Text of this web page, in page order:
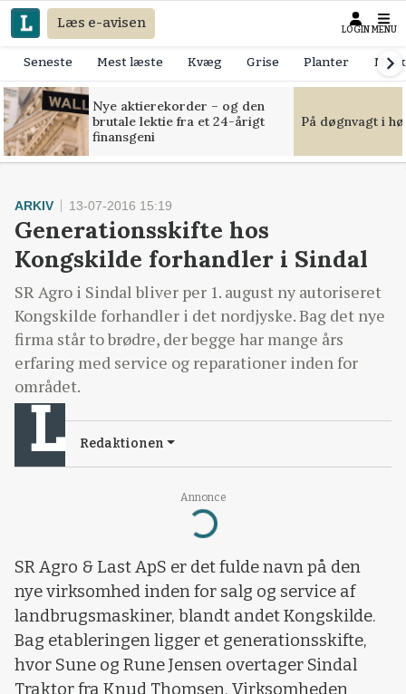
Læs e-avisen LOGIN MENU
Seneste Mest læste Kvæg Grise Planter
Nye aktierekorder – og den
brutale lektie fra et 24-årigt
finansgeni
På døgnvagt i
Annonce
Loading...
ARKIV 13-07-2016 15:19
Generationsskifte hos
Kongskilde forhandler i Sindal
SR Agro i Sindal bliver per 1. august ny autoriseret
Kongskilde forhandler i det nordjyske. Bag det nye
firma står to brødre, der begge har mange års
erfaring med service og reparationer inden for
området.
Redaktionen
SR Agro & Last ApS er det fulde navn på den
nye virksomhed inden for salg og service af
landbrugsmaskiner, blandt andet Kongskilde.
Bag etableringen ligger et generationsskifte,
hvor Sune og Rune Jensen overtager Sindal
Traktor fra Knud Thomsen. Virksomheden